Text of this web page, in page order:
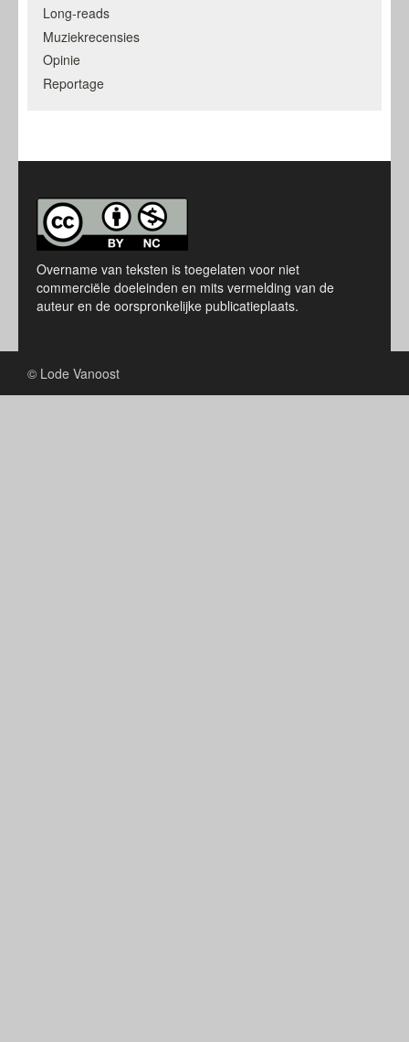
Long-reads
Muziekrecensies
Opinie
Reportage
Overname van teksten is toegelaten voor niet
commerciële doeleinden en mits vermelding van de
auteur en de oorspronkelijke publicatieplaats.
© Lode Vanoost